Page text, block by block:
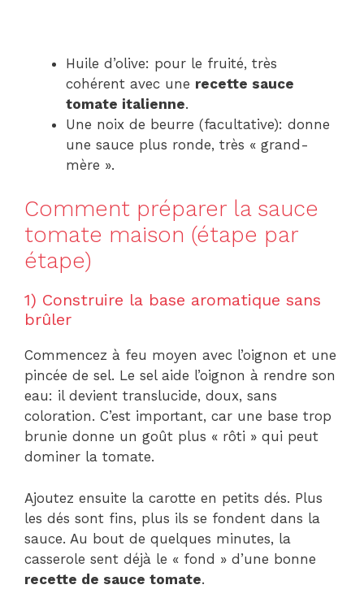
Huile d’olive: pour le fruité, très
cohérent avec une recette sauce
tomate italienne.
Une noix de beurre (facultative): donne
une sauce plus ronde, très « grand-
mère ».
Comment préparer la sauce
tomate maison (étape par
étape)
1) Construire la base aromatique sans
brûler
Commencez à feu moyen avec l’oignon et une
pincée de sel. Le sel aide l’oignon à rendre son
eau: il devient translucide, doux, sans
coloration. C’est important, car une base trop
brunie donne un goût plus « rôti » qui peut
dominer la tomate.
Ajoutez ensuite la carotte en petits dés. Plus
les dés sont fins, plus ils se fondent dans la
sauce. Au bout de quelques minutes, la
casserole sent déjà le « fond » d’une bonne
recette de sauce tomate.